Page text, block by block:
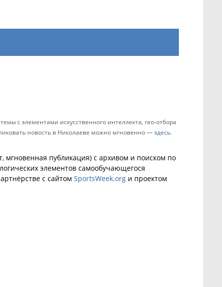
с элементами искусственного интеллекта, гео-отбора
новость в Николаеве можно мгновенно —здесь.
публикация) с архивом и поиском по
элементов самообучающегося
с сайтом SportsWeek.org и проектом